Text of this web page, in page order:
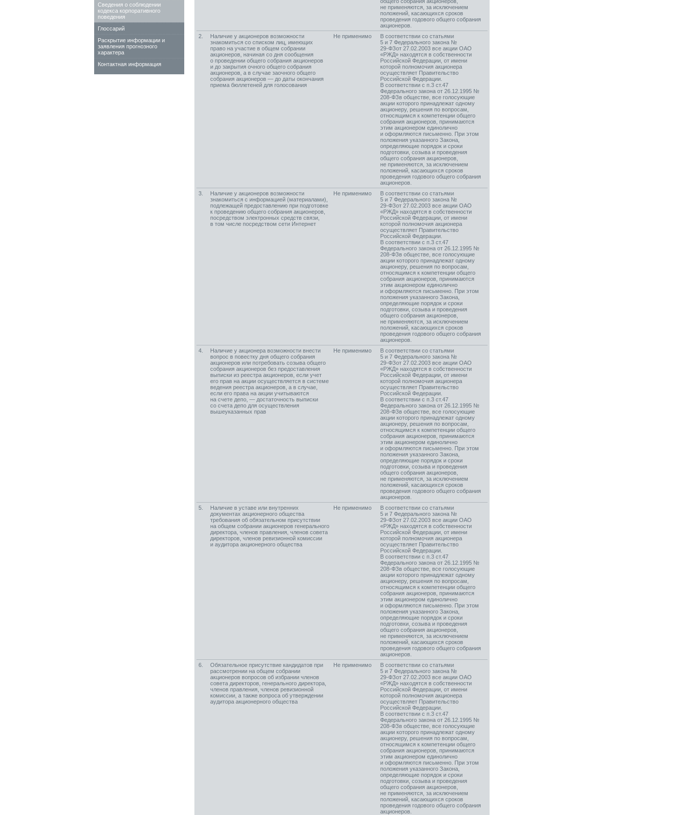
Сведения о соблюдении
кодекса корпоративного
поведения
Глоссарий
Раскрытие информации и
заявления прогнозного
характера
Контактная информация
не применяются, за исключением
положений, касающихся сроков
проведения годового общего собрания
акционеров.
2.
Наличие у акционеров возможности
знакомиться со списком лиц, имеющих
право на участие в общем собрании
акционеров, начиная со дня сообщения
о проведении общего собрания акционеров
и до закрытия очного общего собрания
акционеров, а в случае заочного общего
собрания акционеров — до даты окончания
приема бюллетеней для голосования
Не применимо
В соответствии со статьями
5 и 7 Федерального закона №
29-ФЗот 27.02.2003 все акции ОАО
«РЖД» находятся в собственности
Российской Федерации, от имени
которой полномочия акционера
осуществляет Правительство
Российской Федерации.
В соответствии с п.3 ст.47
Федерального закона от 26.12.1995 №
208-ФЗв обществе, все голосующие
акции которого принадлежат одному
акционеру, решения по вопросам,
относящимся к компетенции общего
собрания акционеров, принимаются
этим акционером единолично
и оформляются письменно. При этом
положения указанного Закона,
определяющие порядок и сроки
подготовки, созыва и проведения
общего собрания акционеров,
не применяются, за исключением
положений, касающихся сроков
проведения годового общего собрания
акционеров.
3.
Наличие у акционеров возможности
знакомиться с информацией (материалами),
подлежащей предоставлению при подготовке
к проведению общего собрания акционеров,
посредством электронных средств связи,
в том числе посредством сети Интернет
Не применимо
В соответствии со статьями
5 и 7 Федерального закона №
29-ФЗот 27.02.2003 все акции ОАО
«РЖД» находятся в собственности
Российской Федерации, от имени
которой полномочия акционера
осуществляет Правительство
Российской Федерации.
В соответствии с п.3 ст.47
Федерального закона от 26.12.1995 №
208-ФЗв обществе, все голосующие
акции которого принадлежат одному
акционеру, решения по вопросам,
относящимся к компетенции общего
собрания акционеров, принимаются
этим акционером единолично
и оформляются письменно. При этом
положения указанного Закона,
определяющие порядок и сроки
подготовки, созыва и проведения
общего собрания акционеров,
не применяются, за исключением
положений, касающихся сроков
проведения годового общего собрания
акционеров.
4.
Наличие у акционера возможности внести
вопрос в повестку дня общего собрания
акционеров или потребовать созыва общего
собрания акционеров без предоставления
выписки из реестра акционеров, если учет
его прав на акции осуществляется в системе
ведения реестра акционеров, а в случае,
если его права на акции учитываются
на счете депо, — достаточность выписки
со счета депо для осуществления
вышеуказанных прав
Не применимо
В соответствии со статьями
5 и 7 Федерального закона №
29-ФЗот 27.02.2003 все акции ОАО
«РЖД» находятся в собственности
Российской Федерации, от имени
которой полномочия акционера
осуществляет Правительство
Российской Федерации.
В соответствии с п.3 ст.47
Федерального закона от 26.12.1995 №
208-ФЗв обществе, все голосующие
акции которого принадлежат одному
акционеру, решения по вопросам,
относящимся к компетенции общего
собрания акционеров, принимаются
этим акционером единолично
и оформляются письменно. При этом
положения указанного Закона,
определяющие порядок и сроки
подготовки, созыва и проведения
общего собрания акционеров,
не применяются, за исключением
положений, касающихся сроков
проведения годового общего собрания
акционеров.
5.
Наличие в уставе или внутренних
документах акционерного общества
требования об обязательном присутствии
на общем собрании акционеров генерального
директора, членов правления, членов совета
директоров, членов ревизионной комиссии
и аудитора акционерного общества
Не применимо
В соответствии со статьями
5 и 7 Федерального закона №
29-ФЗот 27.02.2003 все акции ОАО
«РЖД» находятся в собственности
Российской Федерации, от имени
которой полномочия акционера
осуществляет Правительство
Российской Федерации.
В соответствии с п.3 ст.47
Федерального закона от 26.12.1995 №
208-ФЗв обществе, все голосующие
акции которого принадлежат одному
акционеру, решения по вопросам,
относящимся к компетенции общего
собрания акционеров, принимаются
этим акционером единолично
и оформляются письменно. При этом
положения указанного Закона,
определяющие порядок и сроки
подготовки, созыва и проведения
общего собрания акционеров,
не применяются, за исключением
положений, касающихся сроков
проведения годового общего собрания
акционеров.
6.
Обязательное присутствие кандидатов при
рассмотрении на общем собрании
акционеров вопросов об избрании членов
совета директоров, генерального директора,
членов правления, членов ревизионной
комиссии, а также вопроса об утверждении
аудитора акционерного общества
Не применимо
В соответствии со статьями
5 и 7 Федерального закона №
29-ФЗот 27.02.2003 все акции ОАО
«РЖД» находятся в собственности
Российской Федерации, от имени
которой полномочия акционера
осуществляет Правительство
Российской Федерации.
В соответствии с п.3 ст.47
Федерального закона от 26.12.1995 №
208-ФЗв обществе, все голосующие
акции которого принадлежат одному
акционеру, решения по вопросам,
относящимся к компетенции общего
собрания акционеров, принимаются
этим акционером единолично
и оформляются письменно. При этом
положения указанного Закона,
определяющие порядок и сроки
подготовки, созыва и проведения
общего собрания акционеров,
не применяются, за исключением
положений, касающихся сроков
проведения годового общего собрания
акционеров.